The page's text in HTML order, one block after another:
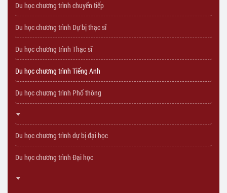
Du học chương trình chuyển tiếp
Du học chương trình Dự bị thạc sĩ
Du học chương trình Thạc sĩ
Du học chương trình Tiếng Anh
Du học chương trình Phổ thông
Du học chương trình dự bị đại học
Du học chương trình Đại học